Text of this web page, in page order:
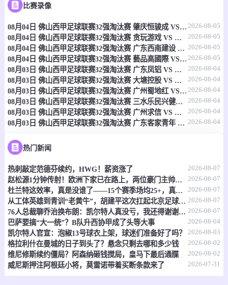
维也纳迅速青年队
情报
奥乙 08-08 00:00 直播中
圣珀尔滕 0 - 0 奥地利维也纳青年队
情报
奥乙 08-08 00:00 直播中
格拉茨青年队
情报
德巴联 08-08 00:00 直播中
纽伦堡青年队 0 - 0 布赫巴赫
情报
德巴联 08-08 00:00
比赛录像
08月04日 佛山西甲足球联赛32强淘汰赛 肇庆恒骏成 VS 三七互娱 全场录像 2026-08-05
08月04日 佛山西甲足球联赛32强淘汰赛 贪玩游戏 VS 美的薪火 全场录像 2026-08-05
08月04日 佛山西甲足球联赛32强淘汰赛 广东西南建设 VS 香港圣徒 全场录像 2026-08-05
08月04日 佛山西甲足球联赛32强淘汰赛 藝品高國際 VS 湛江狂狼·粵辉能源 全场录像 2026-08-05
08月03日 佛山西甲足球联赛32强淘汰赛 广东凤铝 VS 湛江八部科技 全场录像 2026-08-04
08月03日 佛山西甲足球联赛32强淘汰赛 大塘控股 VS 茂名市点都得 全场录像 2026-08-04
08月03日 佛山西甲足球联赛32强淘汰赛 广州蜀地红 VS 广州戴拿模 全场录像 2026-08-04
08月03日 佛山西甲足球联赛32强淘汰赛 三水乐民兴健力宝 VS 中国澳门澳科精英 全场录像 2026-08-04
08月03日 佛山西甲足球联赛32强淘汰赛 广州求信 VS 顺德新青年 全场录像 2026-08-04
08月03日 佛山西甲足球联赛32强淘汰赛 广东客家青年 VS 广州英华思力U17 全场录像 2026-08-04
热门新闻
热刺敲定范德芬续约，HWG！薪资涨了 2026-08-07
赵松源1分钟传射！欧洲下家已在路上，两位豪门主帅抢着夸 2026-08-07
杜兰特这效率，真是没谁了——15个赛季场均25+，真实命中率还飙到60% 2026-08-07
从工体英雄到青训“老黄牛”，胡建平这次扛起北京足球的旗 2026-08-07
76人总裁聊乔治换布朗：凯尔特人真没亏，我还得谢谢他们 2026-08-07
巴萨要搞“大一统”？B队升西协甲成了头等大事 2026-08-04
凯尔特人官宣：泡椒13号球衣上架，球迷们准备好了吗？ 2026-08-03
格拉利什在曼城的日子到头了？悬念只剩去哪和多少钱 2026-08-02
维尼修斯续约僵局？阿森纳砸钱搅局，皇马下最后通牒 2026-08-02
威尼斯押注阿根廷小将，莫雷诺带着买断条款来了 2026-07-31